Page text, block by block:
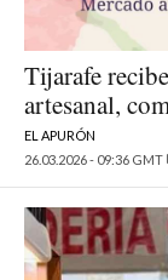
Tijarafe
artesanal,
EL APURÓN
26.03.2026 - 09:36 GMT